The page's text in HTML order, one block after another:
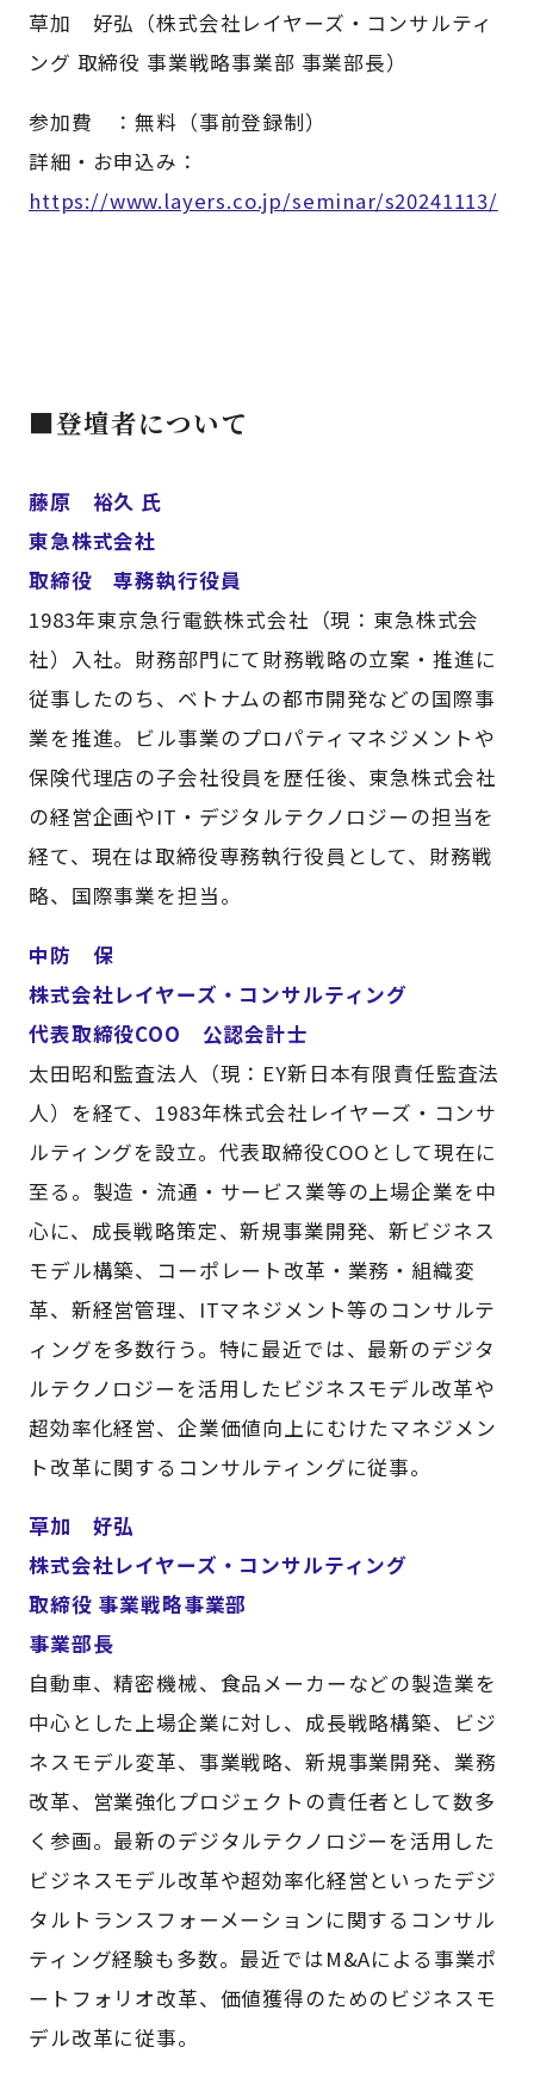
草加 好弘（株式会社レイヤーズ・コンサルティ
ング 取締役 事業戦略事業部 事業部長）
参加費 ：無料（事前登録制）
詳細・お申込み：
https://www.layers.co.jp/seminar/s20241113/
■登壇者について
藤原 裕久 氏
東急株式会社
取締役 専務執行役員
1983年東京急行電鉄株式会社（現：東急株式会
社）入社。財務部門にて財務戦略の立案・推進に
従事したのち、ベトナムの都市開発などの国際事
業を推進。ビル事業のプロパティマネジメントや
保険代理店の子会社役員を歴任後、東急株式会社
の経営企画やIT・デジタルテクノロジーの担当を
経て、現在は取締役専務執行役員として、財務戦
略、国際事業を担当。
中防 保
株式会社レイヤーズ・コンサルティング
代表取締役COO 公認会計士
太田昭和監査法人（現：EY新日本有限責任監査法
人）を経て、1983年株式会社レイヤーズ・コンサ
ルティングを設立。代表取締役COOとして現在に
至る。製造・流通・サービス業等の上場企業を中
心に、成長戦略策定、新規事業開発、新ビジネス
モデル構築、コーポレート改革・業務・組織変
革、新経営管理、ITマネジメント等のコンサルテ
ィングを多数行う。特に最近では、最新のデジタ
ルテクノロジーを活用したビジネスモデル改革や
超効率化経営、企業価値向上にむけたマネジメン
ト改革に関するコンサルティングに従事。
草加 好弘
株式会社レイヤーズ・コンサルティング
取締役 事業戦略事業部
事業部長
自動車、精密機械、食品メーカーなどの製造業を
中心とした上場企業に対し、成長戦略構築、ビジ
ネスモデル変革、事業戦略、新規事業開発、業務
改革、営業強化プロジェクトの責任者として数多
く参画。最新のデジタルテクノロジーを活用した
ビジネスモデル改革や超効率化経営といったデジ
タルトランスフォーメーションに関するコンサル
ティング経験も多数。最近ではM&Aによる事業ポ
ートフォリオ改革、価値獲得のためのビジネスモ
デル改革に従事。